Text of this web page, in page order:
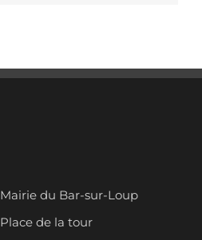
Mairie du Bar-sur-Loup
Place de la tour